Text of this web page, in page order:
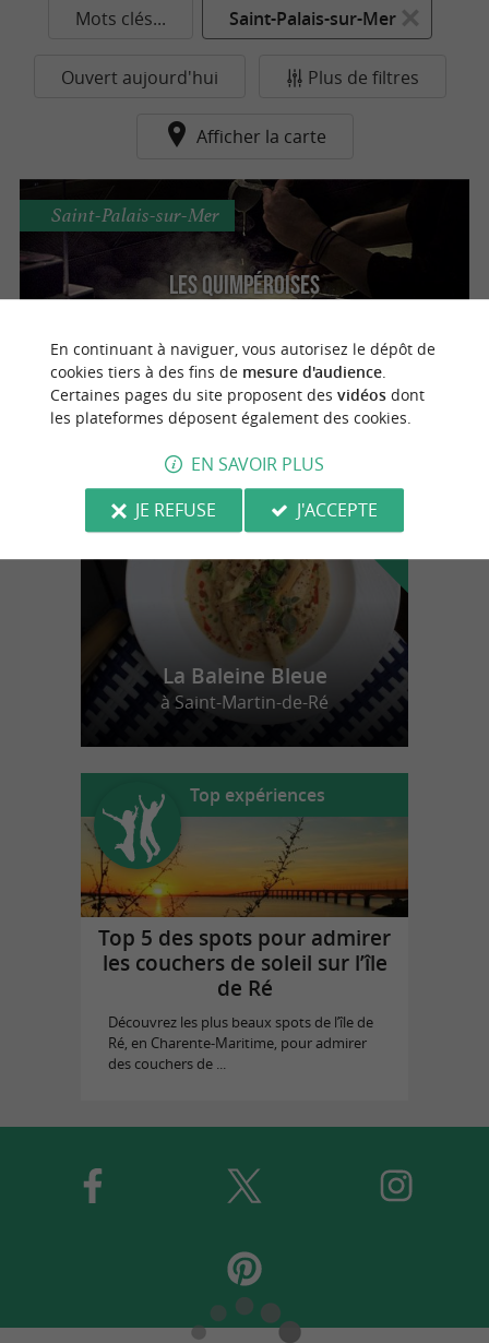
Mots clés... Saint-Palais-sur-Mer
Ouvert aujourd'hui Plus de filtres
Afficher la carte
Les Quimpéroises
Saint-Palais-sur-Mer
Saint-Palais-sur-Mer
n
o
t
r
e
c
o
u
p
d
e
c
o
e
u
r
La Baleine Bleue
à Saint-Martin-de-Ré
Top expériences
Top 5 des spots pour admirer
les couchers de soleil sur l’île
de Ré
Découvrez les plus beaux spots de l’île de
Ré, en Charente-Maritime, pour admirer
des couchers de ...
En continuant à naviguer, vous autorisez le dépôt de
cookies tiers à des fins de mesure d'audience.
Certaines pages du site proposent des vidéosdont
les plateformes déposent également des cookies.
EN SAVOIR PLUS
JE REFUSE
J'ACCEPTE